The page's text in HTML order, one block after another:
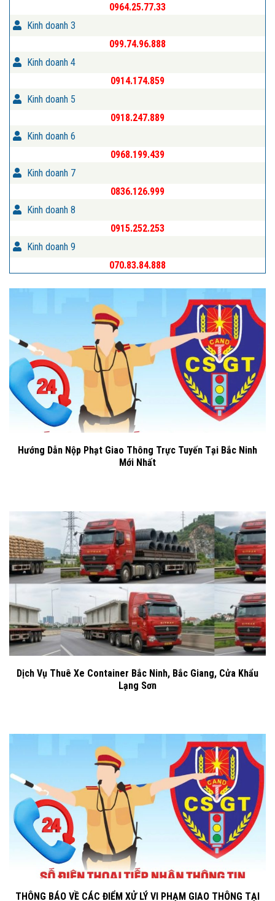
0964.25.77.33
Kinh doanh 3
099.74.96.888
Kinh doanh 4
0914.174.859
Kinh doanh 5
0918.247.889
Kinh doanh 6
0968.199.439
Kinh doanh 7
0836.126.999
Kinh doanh 8
0915.252.253
Kinh doanh 9
070.83.84.888
Hướng Dẫn Nộp Phạt Giao Thông Trực Tuyến Tại Bắc Ninh
Mới Nhất
Dịch Vụ Thuê Xe Container Bắc Ninh, Bắc Giang, Cửa Khẩu
Lạng Sơn
THÔNG BÁO VỀ CÁC ĐIỂM XỬ LÝ VI PHẠM GIAO THÔNG TẠI